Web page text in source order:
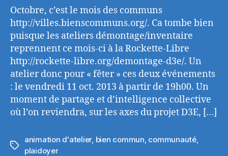
en
que
biens
communs
!
Octobre, c’est le mois des communs
http://villes.bienscommuns.org/. Ca tombe bien
puisque les ateliers démontage/inventaire
reprennent ce mois-ci à la Rockette-Libre
http://rockette-libre.org/demontage-d3e/. Un
atelier donc pour « fêter » ces deux événements
: le vendredi 11 oct. 2013 à partir de 19h00. Un
moment de partage et d’intelligence collective
où l’on reviendra, sur les axes du projet D3E, […]
Étiquettes
animation d'atelier, bien commun, communauté,
plaidoyer